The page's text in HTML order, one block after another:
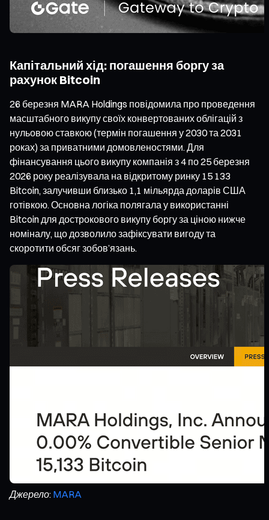
Капітальний хід: погашення боргу за
рахунок Bitcoin
26 березня MARA Holdings повідомила про проведення
масштабного викупу своїх конвертованих облігацій з
нульовою ставкою (термін погашення у 2030 та 2031
роках) за приватними домовленостями. Для
фінансування цього викупу компанія з 4 по 25 березня
2026 року реалізувала на відкритому ринку 15 133
Bitcoin, залучивши близько 1,1 мільярда доларів США
готівкою. Основна логіка полягала у використанні
Bitcoin для дострокового викупу боргу за ціною нижче
номіналу, що дозволило зафіксувати вигоду та
скоротити обсяг зобов’язань.
Джерело: MARA